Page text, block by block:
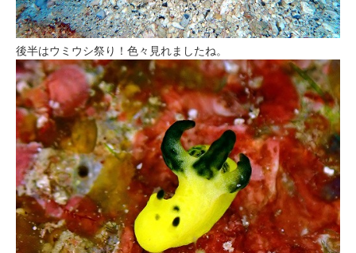
後半はウミウシ祭り！色々見れましたね。